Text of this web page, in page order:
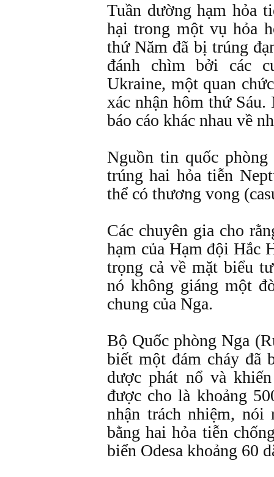
Tuần dường hạm hỏa
hại trong một vụ hỏa
thứ Năm đã bị trúng
đánh chìm bởi các
Ukraine, một quan
xác nhận hôm thứ Sáu.
báo cáo khác nhau về
Nguồn tin quốc
trúng hai hỏa tiễn
thể có thương vong
Các chuyên gia cho
hạm của Hạm đội Hắc
trọng cả về mặt biểu
nó không giáng một
chung của Nga.
Bộ Quốc phòng Nga
biết một đám cháy đã
dược phát nổ và
được cho là khoảng
nhận trách nhiệm, nói
bằng hai hỏa tiễn
biển Odesa khoảng 60